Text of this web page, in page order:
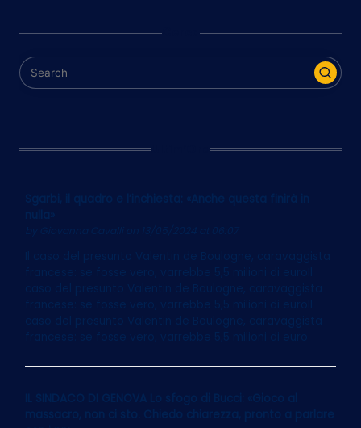
Cerca
Sgarbi, il quadro e l’inchiesta: «Anche questa finirà in
nulla»
on 13/05/2024 at 06:07
Il caso del presunto Valentin de Boulogne, caravaggista
francese: se fosse vero, varrebbe 5,5 milioni di euroIl
caso del presunto Valentin de Boulogne, caravaggista
francese: se fosse vero, varrebbe 5,5 milioni di euroIl
caso del presunto Valentin de Boulogne, caravaggista
francese: se fosse vero, varrebbe 5,5 milioni di euro
IL SINDACO DI GENOVA Lo sfogo di Bucci: «Gioco al
massacro, non ci sto. Chiedo chiarezza, pronto a parlare